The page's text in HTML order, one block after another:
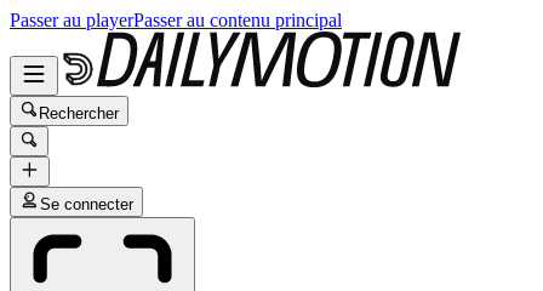
Passer au playerPasser au contenu principal
Rechercher
Se connecter